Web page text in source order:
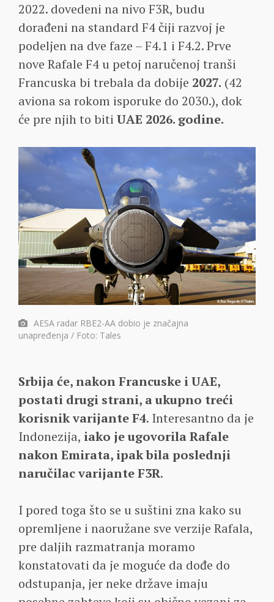
2022. dovedeni na nivo F3R, budu
dorađeni na standard F4 čiji razvoj je
podeljen na dve faze – F4.1 i F4.2. Prve
nove Rafale F4 u petoj naručenoj tranši
Francuska bi trebala da dobije 2027. (42
aviona sa rokom isporuke do 2030.), dok
će pre njih to biti UAE 2026. godine.
AESA radar RBE2-AA dobio je značajna
unapređenja / Foto: Tales
Srbija će, nakon Francuske i UAE,
postati drugi strani, a ukupno treći
korisnik varijante F4. Interesantno da je
Indonezija, iako je ugovorila Rafale
nakon Emirata, ipak bila poslednji
naručilac varijante F3R.
I pored toga što se u suštini zna kako su
opremljene i naoružane sve verzije Rafala,
pre daljih razmatranja moramo
konstatovati da je moguće da dođe do
odstupanja, jer neke države imaju